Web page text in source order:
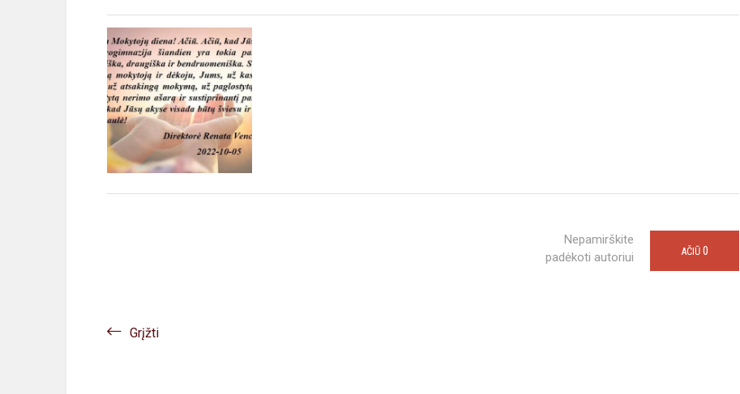
Nepamirškite
padėkoti autoriui
AČIŪ 0
Grįžti